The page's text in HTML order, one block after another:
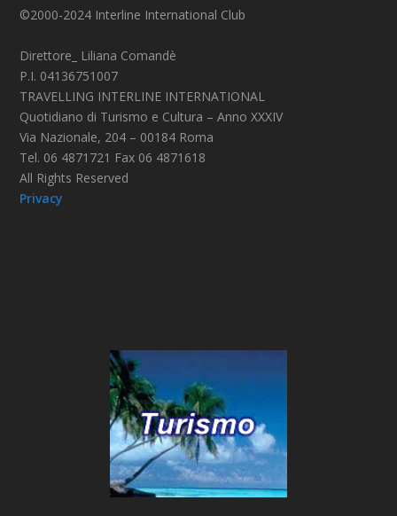
©2000-2024 Interline International Club
Direttore_ Liliana Comandè
P.I. 04136751007
TRAVELLING INTERLINE INTERNATIONAL
Quotidiano di Turismo e Cultura – Anno XXXIV
Via Nazionale, 204 – 00184 Roma
Tel. 06 4871721 Fax 06 4871618
All Rights Reserved
Privacy